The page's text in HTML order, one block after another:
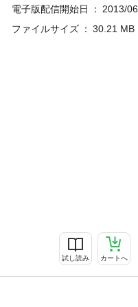
試し読み カートへ
電子版配信開始日
2013/
ファイルサイズ
30.21 MB